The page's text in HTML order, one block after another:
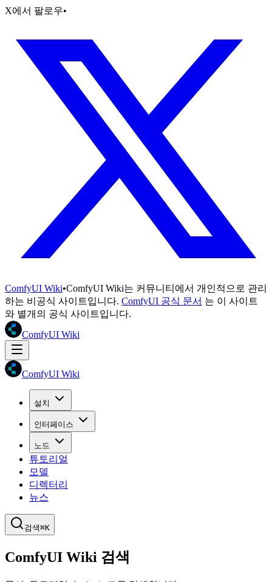
X에서 팔로우•
ComfyUI Wiki•ComfyUI Wiki는 커뮤니티에서 개인적으로 관리
하는 비공식 사이트입니다. ComfyUI 공식 문서 는 이 사이트
와 별개의 공식 사이트입니다.
ComfyUI Wiki
ComfyUI Wiki
설치
인터페이스
노드
튜토리얼
모델
디렉터리
뉴스
검색⌘K
ComfyUI Wiki 검색